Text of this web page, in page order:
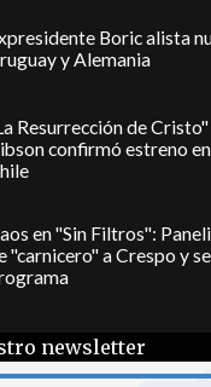
Boric alista
y Alemania
Resurrección de
confirmó estreno
en "Sin Filtros":
"carnicero" a Crespo y
newsletter